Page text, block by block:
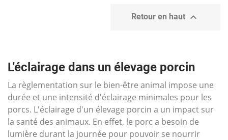
Retour en haut 
L'éclairage dans un élevage porcin
La règlementation sur le bien-être animal impose une
durée et une intensité d'éclairage minimales pour les
porcs. L'éclairage d'un élevage porcin a un impact sur
la santé des animaux. En effet, le porc a besoin de
lumière durant la journée pour pouvoir se nourrir